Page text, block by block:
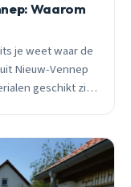
Waarom
je weet waar de
Nieuw-Vennep
geschikt zijn,